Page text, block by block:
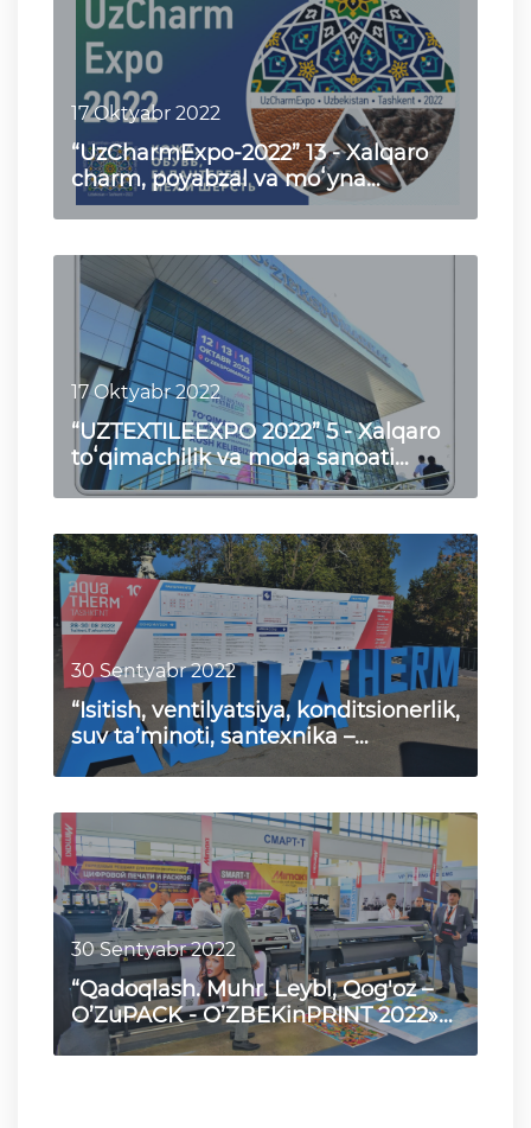
17 Oktyabr 2022
“UzCharmExpo-2022” 13 - Xalqaro
charm, poyabzal va moʻyna
koʻrgazmasi
17 Oktyabr 2022
“UZTEXTILEEXPO 2022” 5 - Xalqaro
toʻqimachilik va moda sanoati
ixtisoslashtirilgan koʻrgaz…
30 Sentyabr 2022
“Isitish, ventilyatsiya, konditsionerlik,
suv ta’minoti, santexnika –
AQUATHERM TASHKENT 2…
30 Sentyabr 2022
“Qadoqlash. Muhr. Leybl, Qog'oz –
O’ZuPACK - O’ZBEKinPRINT 2022»
22-xalqaro ko‘rgazmasi